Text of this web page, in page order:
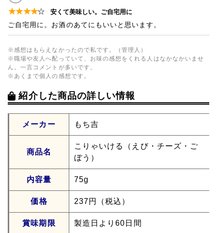
★★★★☆ 安くて美味しい。ご自宅用に
ご自宅用に。お酒のあてにもいいと思います。
※感想はもらえなかったので私です。（管理人）
※職場や友人へ配っていて、お味の感想をくれる人はなかなかいませ
ん。一言コメントが多いです。
※あくまで個人の感想です。
紹介した商品の詳しい情報
メーカー もち吉
商品名
こりゃいける（えび・チーズ・ご
ぼう）
内容量 75g
価格 237円（税込）
賞味期限 製造日より60日間